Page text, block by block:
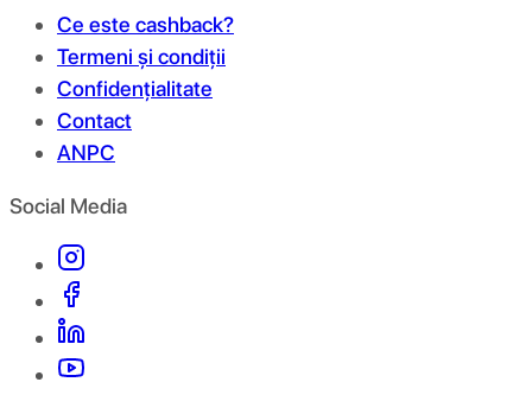
Ce este cashback?
Termeni și condiții
Confidențialitate
Contact
ANPC
Social Media